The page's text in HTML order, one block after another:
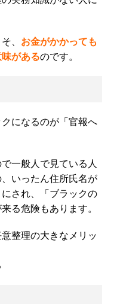
、 お金がかかっても
があるのです。
になるのが「官報へ
一般人で見ている人
いったん住所氏名が
され、「ブラックの
る危険もあります。
整理の大きなメリッ